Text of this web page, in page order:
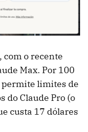
com o recente
Max. Por 100
permite limites de
do Claude Pro (o
custa 17 dólares